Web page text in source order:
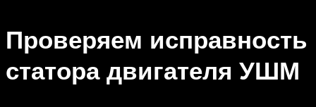
Проверяем исправность
статора двигателя УШМ